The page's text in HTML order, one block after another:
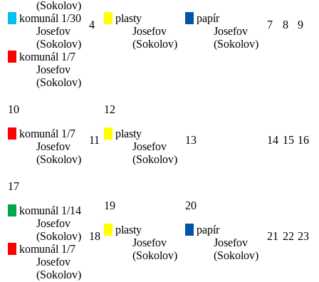
(Sokolov)
komunál 1/30
Josefov
(Sokolov)
komunál 1/7
Josefov
(Sokolov)
4
plasty
Josefov
(Sokolov)
papír
Josefov
(Sokolov)
7 8 9
10
komunál 1/7
Josefov
(Sokolov)
11
12
plasty
Josefov
(Sokolov)
13 14 15 16
17
komunál 1/14
Josefov
(Sokolov)
komunál 1/7
Josefov
(Sokolov)
18
19
plasty
Josefov
(Sokolov)
20
papír
Josefov
(Sokolov)
21 22 23